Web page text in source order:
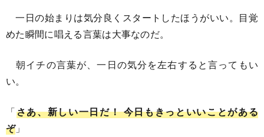
一日の始まりは気分良くスタートしたほうがいい。目覚
めた瞬間に唱える言葉は大事なのだ。
朝イチの言葉が、一日の気分を左右すると言ってもい
い。
「さあ、新しい一日だ！ 今日もきっといいことがある
ぞ」